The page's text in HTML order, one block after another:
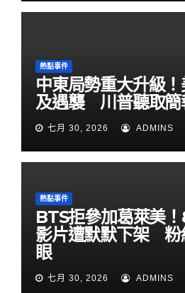
熱點事件
中東局勢重大升級
及遇襲 川普聽取簡
七月 30, 2026 ADMINS
熱點事件
BTS拒參加葛萊美
影片遭默默下架 粉
眼
七月 30, 2026 ADMINS